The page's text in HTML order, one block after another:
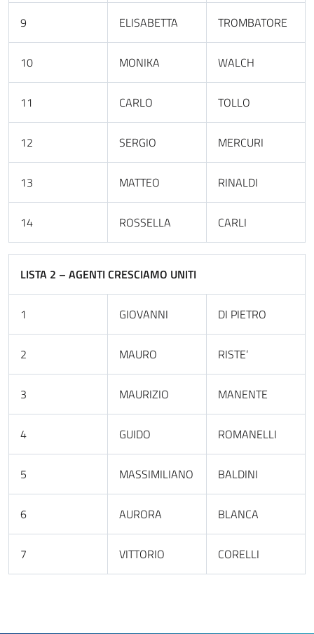
9 ELISABETTA TROMBATORE
10 MONIKA WALCH
11 CARLO TOLLO
12 SERGIO MERCURI
13 MATTEO RINALDI
14 ROSSELLA CARLI
LISTA 2 – AGENTI CRESCIAMO UNITI
1 GIOVANNI DI PIETRO
2 MAURO RISTE’
3 MAURIZIO MANENTE
4 GUIDO ROMANELLI
5 MASSIMILIANO BALDINI
6 AURORA BLANCA
7 VITTORIO CORELLI